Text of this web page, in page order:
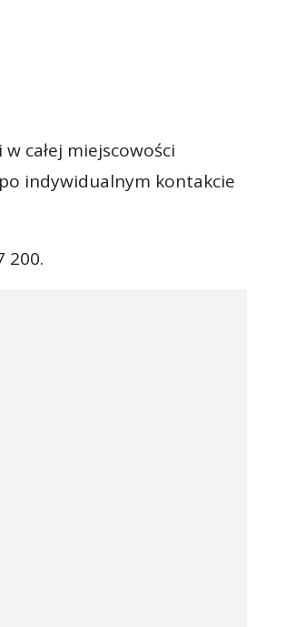
w całej miejscowości
indywidualnym kontakcie
200.